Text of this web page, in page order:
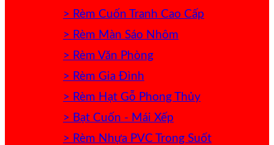
> Rèm Cuốn Tranh Cao Cấp
> Rèm Màn Sáo Nhôm
> Rèm Văn Phòng
> Rèm Gia Đình
> Rèm Hạt Gỗ Phong Thủy
> Bạt Cuốn - Mái Xếp
> Rèm Nhựa PVC Trong Suốt